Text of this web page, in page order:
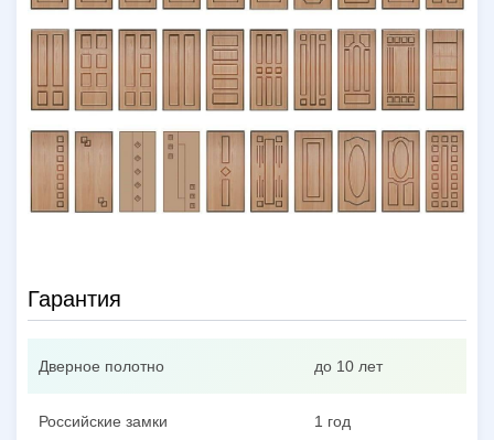
Гарантия
Дверное полотно до 10 лет
Российские замки 1 год